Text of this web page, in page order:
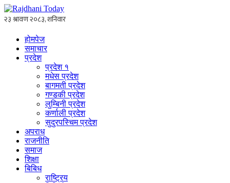
होमपेज
समाचार
प्रदेश
प्रदेश १
मधेस प्रदेश
बागमती प्रदेश
गण्डकी प्रदेश
लुम्बिनी प्रदेश
कर्णाली प्रदेश
सुदुरपस्चिम प्रदेश
अपराध
राजनीति
समाज
शिक्षा
बिबिध
राष्ट्रिय